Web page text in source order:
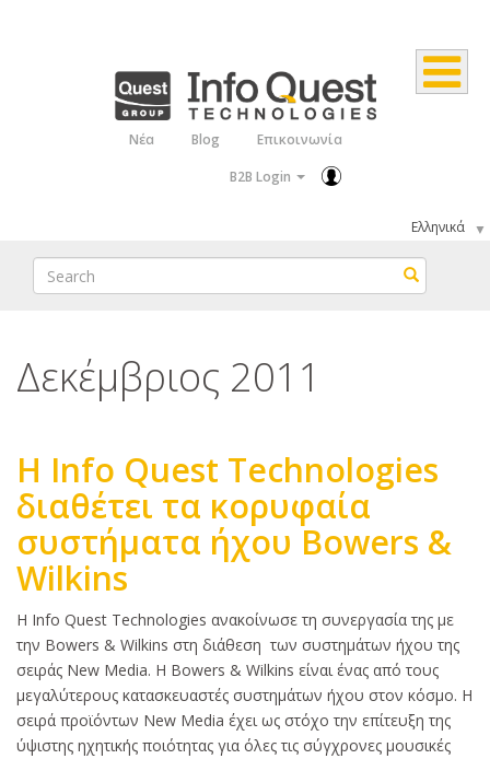
Νέα Blog
Επικοινωνία
B2B Login
Select
your
language
Search Search
Δεκέμβριος 2011
Η Info Quest Technologies
διαθέτει τα κορυφαία
συστήματα ήχου Bowers &
Wilkins
Κυρίως
κείμενο
Η Info Quest Technologies ανακοίνωσε τη συνεργασία της με
την Bowers & Wilkins στη διάθεση των συστημάτων ήχου της
σειράς New Media. Η Bowers & Wilkins είναι ένας από τους
μεγαλύτερους κατασκευαστές συστημάτων ήχου στον κόσμο. Η
σειρά προϊόντων New Media έχει ως στόχο την επίτευξη της
ύψιστης ηχητικής ποιότητας για όλες τις σύγχρονες μουσικές